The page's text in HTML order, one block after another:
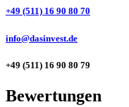
+49 (511) 16 90 80 70
info@dasinvest.de
+49 (511) 16 90 80 79
Bewertungen